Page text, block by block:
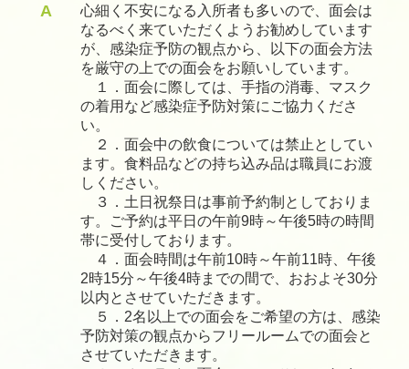
A
心細く不安になる入所者も多いので、面会は
なるべく来ていただくようお勧めしています
が、感染症予防の観点から、以下の面会方法
を厳守の上での面会をお願いしています。
１．面会に際しては、手指の消毒、マスク
の着用など感染症予防対策にご協力くださ
い。
２．面会中の飲食については禁止としてい
ます。食料品などの持ち込み品は職員にお渡
しください。
３．土日祝祭日は事前予約制としておりま
す。ご予約は平日の午前9時～午後5時の時間
帯に受付しております。
４．面会時間は午前10時～午前11時、午後
2時15分～午後4時までの間で、おおよそ30分
以内とさせていただきます。
５．2名以上での面会をご希望の方は、感染
予防対策の観点からフリールームでの面会と
させていただきます。